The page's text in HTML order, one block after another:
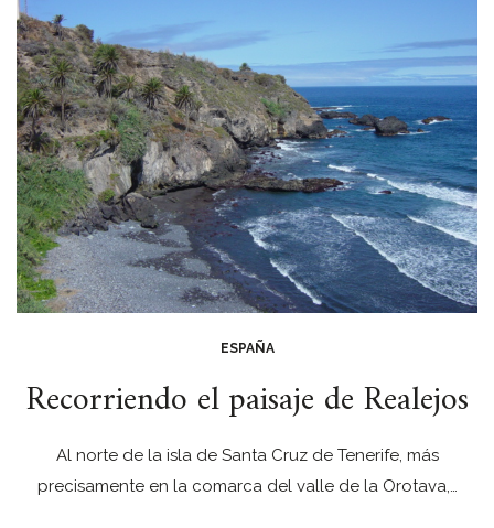
ESPAÑA
Recorriendo el paisaje de Realejos
Al norte de la isla de Santa Cruz de Tenerife, más
precisamente en la comarca del valle de la Orotava,…